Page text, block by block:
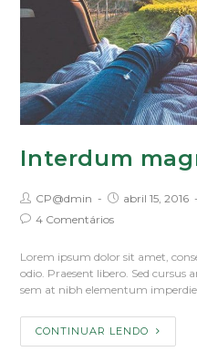
Interdum
CP@dmin abril 15, 2016
4 Comentários
Lorem ipsum dolor sit amet,
odio. Praesent libero. Sed cursus
sem at nibh elementum
CONTINUAR LENDO